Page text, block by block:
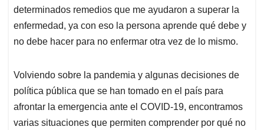
determinados remedios que me ayudaron a superar la
enfermedad, ya con eso la persona aprende qué debe y
no debe hacer para no enfermar otra vez de lo mismo.
Volviendo sobre la pandemia y algunas decisiones de
política pública que se han tomado en el país para
afrontar la emergencia ante el COVID-19, encontramos
varias situaciones que permiten comprender por qué no